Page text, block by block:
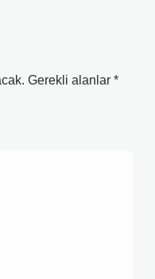
Gerekli alanlar *